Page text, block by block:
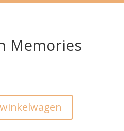
Memories